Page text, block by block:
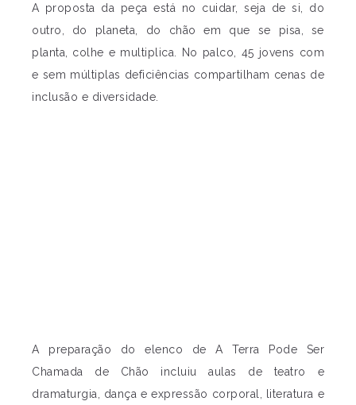
A proposta da peça está no cuidar, seja de si, do
outro, do planeta, do chão em que se pisa, se
planta, colhe e multiplica. No palco, 45 jovens com
e sem múltiplas deficiências compartilham cenas de
inclusão e diversidade.
A preparação do elenco de A Terra Pode Ser
Chamada de Chão incluiu aulas de teatro e
dramaturgia, dança e expressão corporal, literatura e